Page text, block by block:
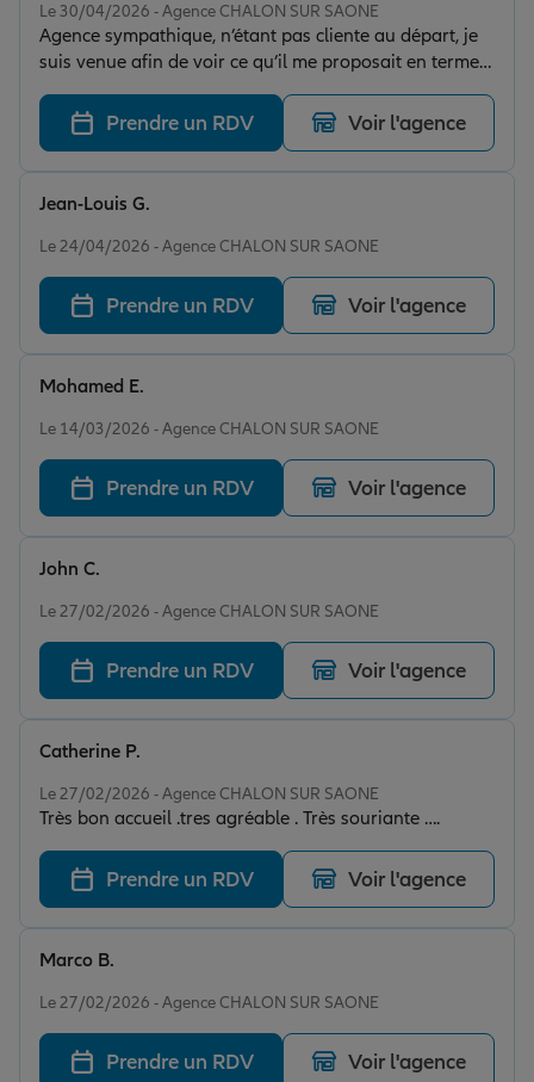
Le 30/04/2026 - Agence CHALON SUR SAONE
Agence sympathique, n’étant pas cliente au départ, je
suis venue afin de voir ce qu’il me proposait en terme
de diverses contrats d’assurances .. et bien que dire!
Moins chère que certains de la concurrence et en plus
de ça les conseillères adorables ont répondu à toutes
mes questions en prenant le temps nécessaire .. je
recommande vivement !
Prendre un RDV Voir l'agence
Le 24/04/2026 - Agence CHALON SUR SAONE
Jean-Louis G.
Prendre un RDV Voir l'agence
Le 14/03/2026 - Agence CHALON SUR SAONE
Mohamed E.
Prendre un RDV Voir l'agence
Le 27/02/2026 - Agence CHALON SUR SAONE
John C.
Prendre un RDV Voir l'agence
Le 27/02/2026 - Agence CHALON SUR SAONE
Très bon accueil .tres agréable . Très souriante ….
Catherine P.
Prendre un RDV Voir l'agence
Le 27/02/2026 - Agence CHALON SUR SAONE
Marco B.
Prendre un RDV Voir l'agence